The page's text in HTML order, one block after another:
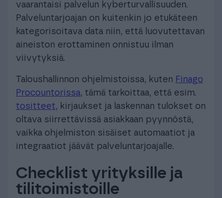
vaarantaisi palvelun kyberturvallisuuden.
Palveluntarjoajan on kuitenkin jo etukäteen
kategorisoitava data niin, että luovutettavan
aineiston erottaminen onnistuu ilman
viivytyksiä.
Taloushallinnon ohjelmistoissa, kuten Finago
Procountorissa, tämä tarkoittaa, että esim.
tositteet, kirjaukset ja laskennan tulokset on
oltava siirrettävissä asiakkaan pyynnöstä,
vaikka ohjelmiston sisäiset automaatiot ja
integraatiot jäävät palveluntarjoajalle.
Checklist yrityksille ja
tilitoimistoille